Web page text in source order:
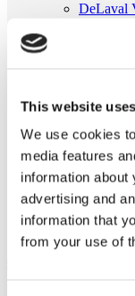
This website
We use cookies
media features
information about
advertising and
information that
from your use of
DeLaval
Stal
Ambic
Skelex
Home
Melkmachine
Tepelvoeringen
Tepelvoering